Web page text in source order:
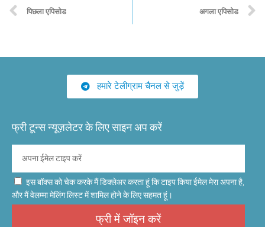
पिछला एपिसोड अगला एपिसोड
हमारे टेलीग्राम चैनल से जुड़ें
फ्री टून्स न्यूज़लेटर के लिए साइन अप करें
इस बॉक्स को चेक करके मैं डिक्लेअर करता हूं कि टाइप किया ईमेल मेरा अपना है,
और मैं वेलम्मा मेलिंग लिस्ट में शामिल होने के लिए सहमत हूं।
फ्री में जॉइन करें